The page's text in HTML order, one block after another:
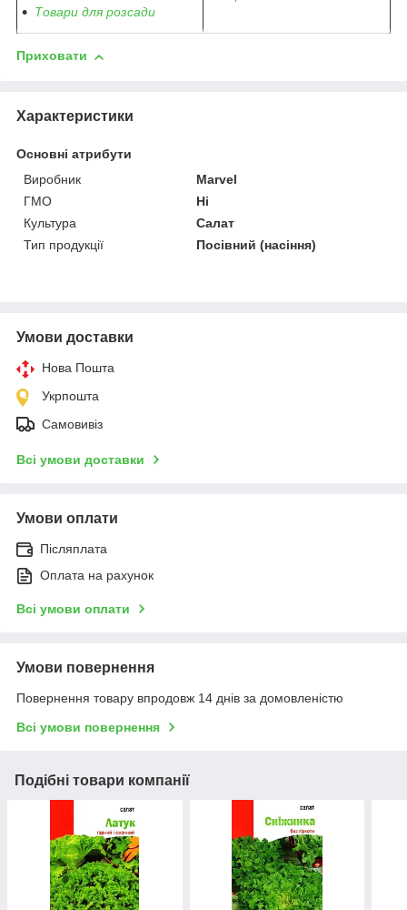
Товари для розсади
Приховати
Характеристики
Основні атрибути
Виробник
Marvel
ГМО
Ні
Культура
Салат
Тип продукції
Посівний (насіння)
Умови доставки
Нова Пошта
Укрпошта
Самовивіз
Всі умови доставки
Умови оплати
Післяплата
Оплата на рахунок
Всі умови оплати
Умови повернення
Повернення товару впродовж 14 днів за домовленістю
Всі умови повернення
Подібні товари компанії